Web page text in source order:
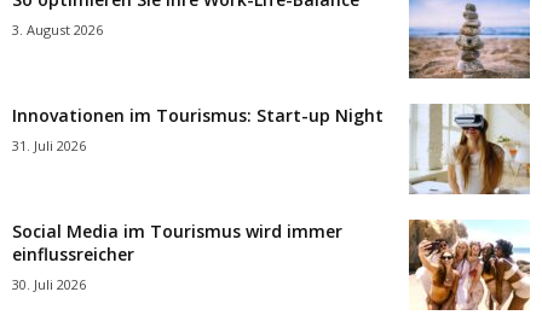
3. August 2026
Innovationen im Tourismus: Start-up Night
31. Juli 2026
Social Media im Tourismus wird immer
einflussreicher
30. Juli 2026